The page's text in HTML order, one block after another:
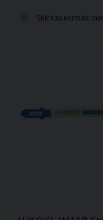
Skickas normalt